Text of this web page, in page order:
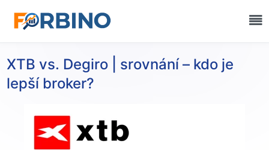
XTB vs. Degiro | srovnání – kdo je
lepší broker?